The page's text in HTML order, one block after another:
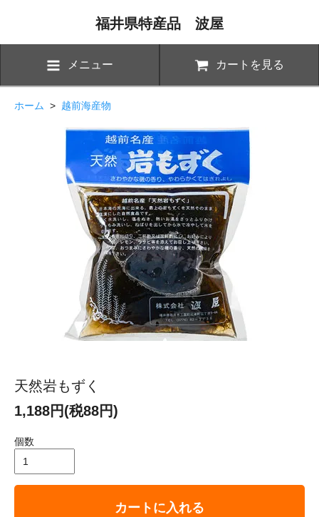
福井県特産品 波屋
メニュー カートを見る
ホーム > 越前海産物
天然岩もずく
1,188円(税88円)
個数
カートに入れる